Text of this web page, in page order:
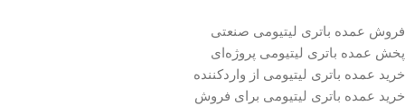
فروش عمده باتری لیتیومی صنعتی
پخش عمده باتری لیتیومی پروژه‌ای
خرید عمده باتری لیتیومی از واردکننده
خرید عمده باتری لیتیومی برای فروش